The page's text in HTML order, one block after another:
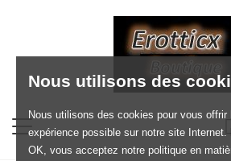
Nous utilisons des
Nous utilisons des cookies pour vous offrir
expérience possible sur notre site Internet.
OK, vous acceptez notre politique en